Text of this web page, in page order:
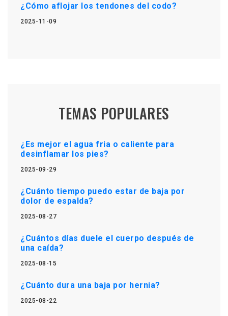
¿Cómo aflojar los tendones del codo?
2025-11-09
TEMAS POPULARES
¿Es mejor el agua fria o caliente para
desinflamar los pies?
2025-09-29
¿Cuánto tiempo puedo estar de baja por
dolor de espalda?
2025-08-27
¿Cuántos días duele el cuerpo después de
una caída?
2025-08-15
¿Cuánto dura una baja por hernia?
2025-08-22